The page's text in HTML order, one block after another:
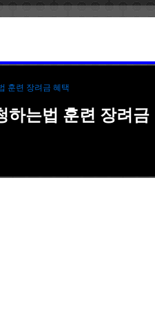
훈련 장려금 혜택
하는법 훈련 장려금